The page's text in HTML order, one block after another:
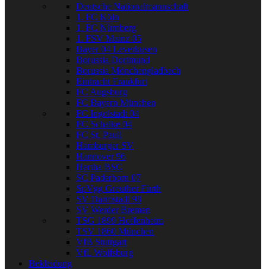
Deutsche Nationalmannschaft
1. FC Köln
1. FC Nürnberg
1. FSV Mainz 05
Bayer 04 Leverkusen
Borussia Dortmund
Borussia Mönchengladbach
Eintracht Frankfurt
FC Augsburg
FC Bayern München
FC Ingolstadt 04
FC Schalke 04
FC St. Pauli
Hamburger SV
Hannover 96
Hertha BSC
SC Paderborn 07
SpVgg Greuther Fürth
SV Darmstadt 98
SV Werder Bremen
TSG 1899 Hoffenheim
TSV 1860 München
VfB Stuttgart
VfL Wolfsburg
Bekleidung